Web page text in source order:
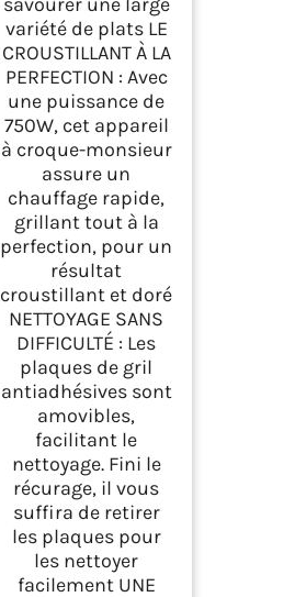
variété de plats LE
CROUSTILLANT À LA
PERFECTION : Avec
une puissance de
750W, cet appareil
à croque-monsieur
assure un
chauffage rapide,
grillant tout à la
perfection, pour un
résultat
croustillant et doré
NETTOYAGE SANS
DIFFICULTÉ : Les
plaques de gril
antiadhésives sont
amovibles,
facilitant le
nettoyage. Fini le
récurage, il vous
suffira de retirer
les plaques pour
les nettoyer
facilement UNE